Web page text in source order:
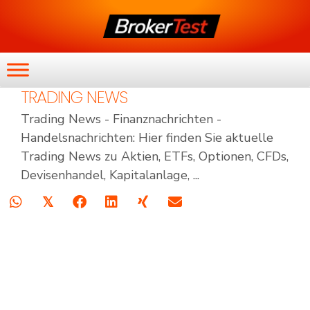
TRADING NEWS
Trading News - Finanznachrichten -
Handelsnachrichten: Hier finden Sie aktuelle
Trading News zu Aktien, ETFs, Optionen, CFDs,
Devisenhandel, Kapitalanlage, ...
𝕏